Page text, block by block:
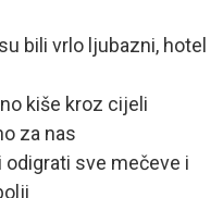
bili vrlo ljubazni, hotel
kiše kroz cijeli
za nas
odigrati sve mečeve i